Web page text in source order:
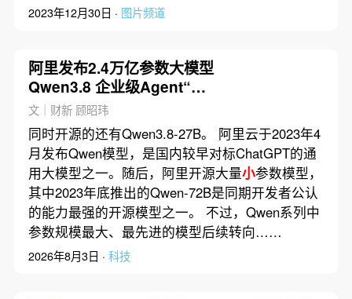
2023年12月30日 · 图片频道
阿里发布2.4万亿参数大模型
Qwen3.8 企业级Agent“千
问办公”公测
文｜财新 顾昭玮
同时开源的还有Qwen3.8-27B。 阿里云于2023年4
月发布Qwen模型，是国内较早对标ChatGPT的通
用大模型之一。随后，阿里开源大量小参数模型，
其中2023年底推出的Qwen-72B是同期开发者公认
的能力最强的开源模型之一。 不过，Qwen系列中
参数规模最大、最先进的模型后续转向……
2026年8月3日 · 科技